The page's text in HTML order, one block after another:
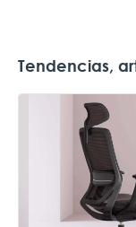
Tendencias,